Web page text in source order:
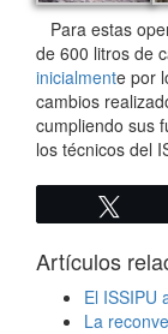
Para estas
de 600 litros de
inicialmente por
cambios
cumpliendo sus
los técnicos del
Artículos
El ISSIPU
La